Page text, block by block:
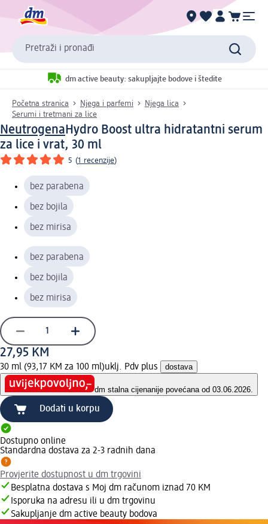
Pretraži i pronađi
dm active beauty: sakupljajte bodove i štedite
Početna stranica Njega i parfemi
Njega lica
Serumi i tretmani za lice
Neutrogena Hydro Boost ultra hidratantni serum
za lice i vrat, 30 ml
5 (1 recenzije)
bez parabena
bez bojila
bez mirisa
bez parabena
bez bojila
bez mirisa
27,95 KM
30 ml (93,17 KM za 100 ml)uklj. Pdv plus dostava
dm stalna cijenanije povećana od 03.06.2026.
Dodati u korpu
Dostupno online
Standardna dostava za 2-3 radnih dana
Provjerite dostupnost u dm trgovini
Besplatna dostava s Moj dm računom iznad 70 KM
Isporuka na adresu ili u dm trgovinu
Sakupljanje dm active beauty bodova